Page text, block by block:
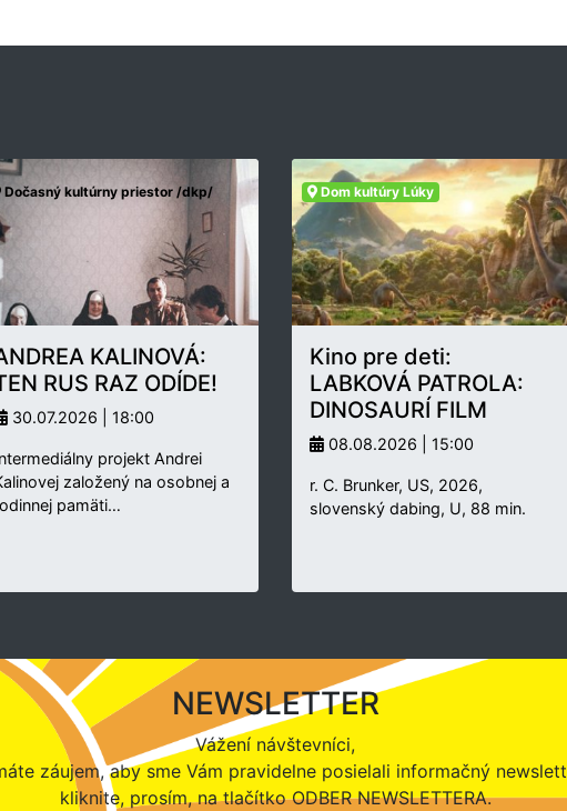
Dočasný kultúrny priestor /dkp/
KALINOVÁ:
RUS RAZ ODÍDE!
30.07.2026 | 18:00
projekt Andrei
založený na osobnej a
pamäti…
Dom kultúry Lúky
Kino pre deti:
LABKOVÁ PATROLA:
DINOSAURÍ FILM
08.08.2026 | 15:00
r. C. Brunker, US, 2026,
slovenský dabing, U, 88 min.
NEWSLETTER
Vážení návštevníci,
záujem, aby sme Vám pravidelne posielali informačný
kliknite, prosím, na tlačítko ODBER NEWSLETTERA.